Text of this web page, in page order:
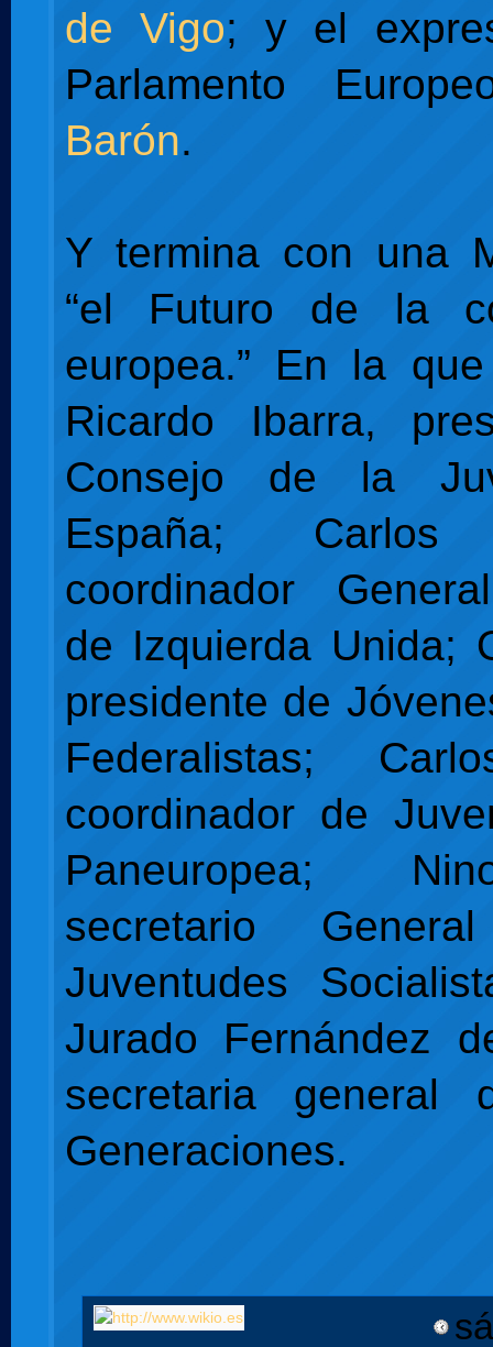
de Vigo; y el
Parlamento
Barón.
Y termina con una
“el Futuro de la
europea.” En la
Ricardo Ibarra,
Consejo de la
España; Carlos
coordinador
de Izquierda Unida;
presidente de
Federalistas;
coordinador de
Paneuropea;
secretario
Juventudes
Jurado Fernández
secretaria general
Generaciones.